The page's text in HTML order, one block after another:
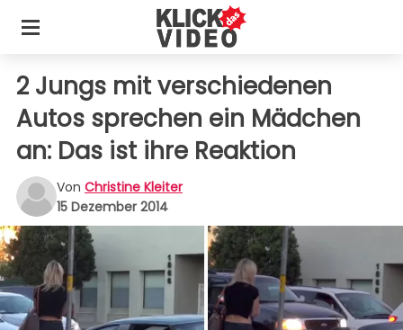
2 Jungs mit verschiedenen
Autos sprechen ein Mädchen
an: Das ist ihre Reaktion
Von Christine Kleiter
15 Dezember 2014